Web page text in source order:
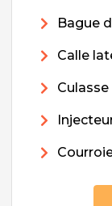
Bague
Calle
Culasse